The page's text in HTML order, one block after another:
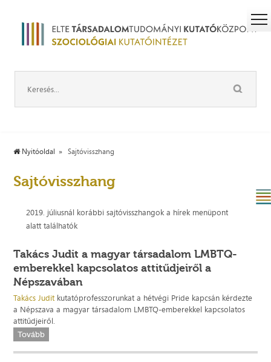
Nyitóoldal Sajtóvisszhang
Sajtóvisszhang
2019. júliusnál korábbi sajtóvisszhangok a hírek menüpont
alatt találhatók
Takács Judit a magyar társadalom LMBTQ-
emberekkel kapcsolatos attitűdjeiről a
Népszavában
Takács Judit kutatóprofesszorunkat a hétvégi Pride kapcsán kérdezte
a Népszava a magyar társadalom LMBTQ-emberekkel kapcsolatos
attitűdjeiről.
Tovább